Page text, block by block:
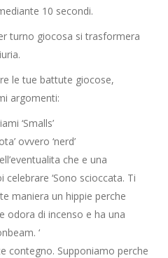
10 secondi.
turno giocosa si trasformera
le tue battute giocose,
argomenti:
‘Smalls’
ovvero ‘nerd’
che e una
‘Sono scioccata. Ti
maniera un hippie perche
odora di incenso e ha una
‘
contegno. Supponiamo perche